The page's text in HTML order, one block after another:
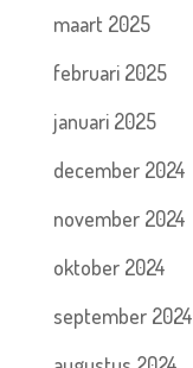
maart 2025
februari 2025
januari 2025
december 2024
november 2024
oktober 2024
september 2024